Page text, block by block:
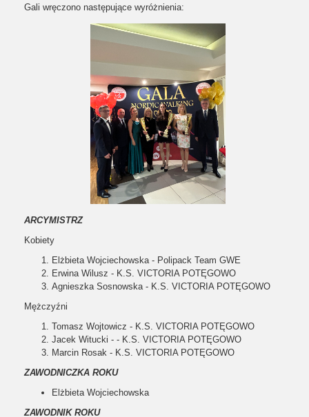
Gali wręczono następujące wyróżnienia:
ARCYMISTRZ
Kobiety
Elżbieta Wojciechowska - Polipack Team GWE
Erwina Wilusz - K.S. VICTORIA POTĘGOWO
Agnieszka Sosnowska - K.S. VICTORIA POTĘGOWO
Mężczyźni
Tomasz Wojtowicz - K.S. VICTORIA POTĘGOWO
Jacek Witucki - - K.S. VICTORIA POTĘGOWO
Marcin Rosak - K.S. VICTORIA POTĘGOWO
ZAWODNICZKA ROKU
Elżbieta Wojciechowska
ZAWODNIK ROKU